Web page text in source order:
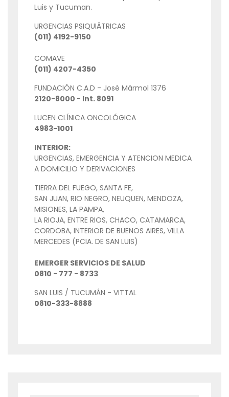
Luis y Tucuman.
URGENCIAS PSIQUIÁTRICAS
(011) 4192-9150
COMAVE
(011) 4207-4350
FUNDACIÓN C.A.D - José Mármol 1376
2120-8000 - Int. 8091
LUCEN CLÍNICA ONCOLÓGICA
4983-1001
INTERIOR:
URGENCIAS, EMERGENCIA Y ATENCION MEDICA
A DOMICILIO Y DERIVACIONES
TIERRA DEL FUEGO, SANTA FE,
SAN JUAN, RIO NEGRO, NEUQUEN, MENDOZA,
MISIONES, LA PAMPA,
LA RIOJA, ENTRE RIOS, CHACO, CATAMARCA,
CORDOBA, INTERIOR DE BUENOS AIRES, VILLA
MERCEDES (PCIA. DE SAN LUIS)
EMERGER SERVICIOS DE SALUD
0810 - 777 - 8733
SAN LUIS / TUCUMÁN - VITTAL
0810-333-8888